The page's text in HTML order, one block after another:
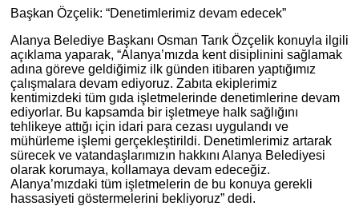
Başkan Özçelik: “Denetimlerimiz devam edecek”
Alanya Belediye Başkanı Osman Tarık Özçelik konuyla ilgili
açıklama yaparak, “Alanya’mızda kent disiplinini sağlamak
adına göreve geldiğimiz ilk günden itibaren yaptığımız
çalışmalara devam ediyoruz. Zabıta ekiplerimiz
kentimizdeki tüm gıda işletmelerinde denetimlerine devam
ediyorlar. Bu kapsamda bir işletmeye halk sağlığını
tehlikeye attığı için idari para cezası uygulandı ve
mühürleme işlemi gerçekleştirildi. Denetimlerimiz artarak
sürecek ve vatandaşlarımızın hakkını Alanya Belediyesi
olarak korumaya, kollamaya devam edeceğiz.
Alanya’mızdaki tüm işletmelerin de bu konuya gerekli
hassasiyeti göstermelerini bekliyoruz” dedi.